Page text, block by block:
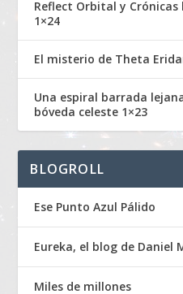
Reflect Orbital y
1×24
El misterio de Theta
Una espiral barrada
bóveda celeste 1×23
BLOGROLL
Ese Punto Azul Pálido
Eureka, el blog de Daniel
Miles de millones